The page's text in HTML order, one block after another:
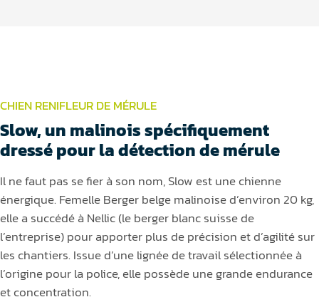
CHIEN RENIFLEUR DE MÉRULE
Slow, un malinois spécifiquement
dressé pour la détection de mérule
Il ne faut pas se fier à son nom, Slow est une chienne
énergique. Femelle Berger belge malinoise d’environ 20 kg,
elle a succédé à Nellic (le berger blanc suisse de
l’entreprise) pour apporter plus de précision et d’agilité sur
les chantiers. Issue d’une lignée de travail sélectionnée à
l’origine pour la police, elle possède une grande endurance
et concentration.